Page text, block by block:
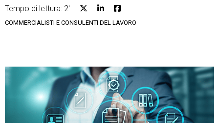
Ecommerce
Financial Solutions
Trust Services
Tempo di lettura: 2'
COMMERCIALISTI E CONSULENTI DEL LAVORO